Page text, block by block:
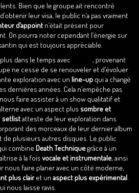
Bien que le groupe ait rencontré
leur visa, le public n’a pas vraiment
d’appoint n’était présent pour
On pourra noter cependant l’énergie sur
qui est toujours appréciable.
dans le temps avec
Fallujah, provenant
ne cesse de se renouveler et d’évoluer
exploration avec un line-up qui a changé
dernières années. Cela n’empêche pas
faire assister à un show qualitatif et
avec un aspect plus sombre et
setlistatteste de leur exploration dans
des morceaux de leur dernier album
de plusieurs autres disques. Le public
combine Death Techniquegrâce à un
à la foisvocale et instrumentale, ainsi
nous faire planer avec un côté moderne,
plus clairet unaspect plus expérimental.
nous laisse ravis.